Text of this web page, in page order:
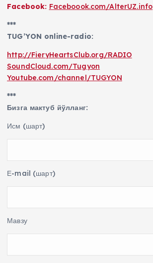
Facebook: Faceboook.com/AlterUZ.info
***
TUG’YON online-radio:
http://FieryHeartsClub.org/RADIO
SoundCloud.com/Tugyon
Youtube.com/channel/TUGYON
***
Бизга мактуб йўлланг:
Исм (шарт)
Е-mail (шарт)
Мавзу